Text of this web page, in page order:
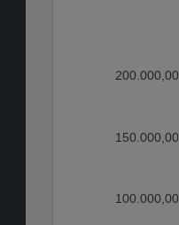
100.000,00
150.000,00
200.000,00